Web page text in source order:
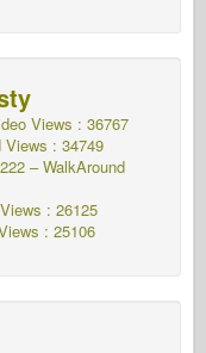
Views : 36767
Views : 34749
– WalkAround
Views : 26125
: 25106